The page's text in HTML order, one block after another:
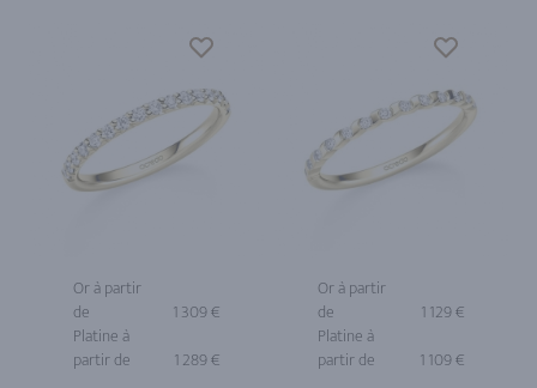
Or à partir
de
1 309 €
Platine à
partir de
1 289 €
Or à partir
de
1 129 €
Platine à
partir de
1 109 €